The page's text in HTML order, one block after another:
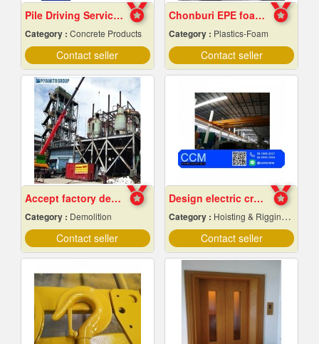
Pile Driving Services, Samut Prakan - Affordable Prices
Category : Concrete Products
Contact seller
Chonburi EPE foam factory
Category : Plastics-Foam
Contact seller
Accept factory demolition
Category : Demolition
Contact seller
Design electric crane
Category : Hoisting & Rigging Equipment
Contact seller